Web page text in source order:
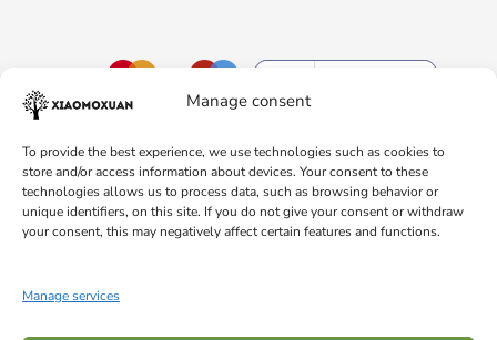
Manage consent
To provide the best experience, we use technologies such as cookies to
store and/or access information about devices. Your consent to these
technologies allows us to process data, such as browsing behavior or
unique identifiers, on this site. If you do not give your consent or withdraw
your consent, this may negatively affect certain features and functions.
Manage services
© 2026 Xiaomoxuan: The World of Natural Cosmetics.